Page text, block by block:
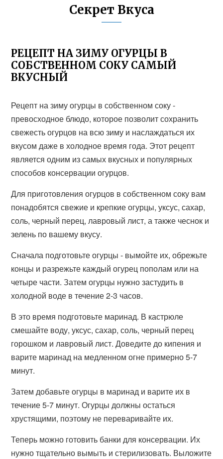
Секрет Вкуса
РЕЦЕПТ НА ЗИМУ ОГУРЦЫ В
СОБСТВЕННОМ СОКУ САМЫЙ
ВКУСНЫЙ
Рецепт на зиму огурцы в собственном соку -
превосходное блюдо, которое позволит сохранить
свежесть огурцов на всю зиму и наслаждаться их
вкусом даже в холодное время года. Этот рецепт
является одним из самых вкусных и популярных
способов консервации огурцов.
Для приготовления огурцов в собственном соку вам
понадобятся свежие и крепкие огурцы, уксус, сахар,
соль, черный перец, лавровый лист, а также чеснок и
зелень по вашему вкусу.
Сначала подготовьте огурцы - вымойте их, обрежьте
концы и разрежьте каждый огурец пополам или на
четыре части. Затем огурцы нужно застудить в
холодной воде в течение 2-3 часов.
В это время подготовьте маринад. В кастрюле
смешайте воду, уксус, сахар, соль, черный перец
горошком и лавровый лист. Доведите до кипения и
варите маринад на медленном огне примерно 5-7
минут.
Затем добавьте огурцы в маринад и варите их в
течение 5-7 минут. Огурцы должны остаться
хрустящими, поэтому не переваривайте их.
Теперь можно готовить банки для консервации. Их
нужно тщательно вымыть и стерилизовать. Выложите